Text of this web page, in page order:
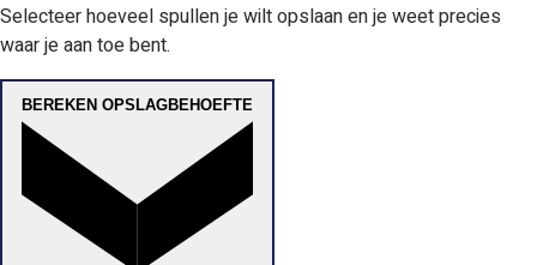
Selecteer hoeveel spullen je wilt opslaan en je weet precies
waar je aan toe bent.
BEREKEN OPSLAGBEHOEFTE